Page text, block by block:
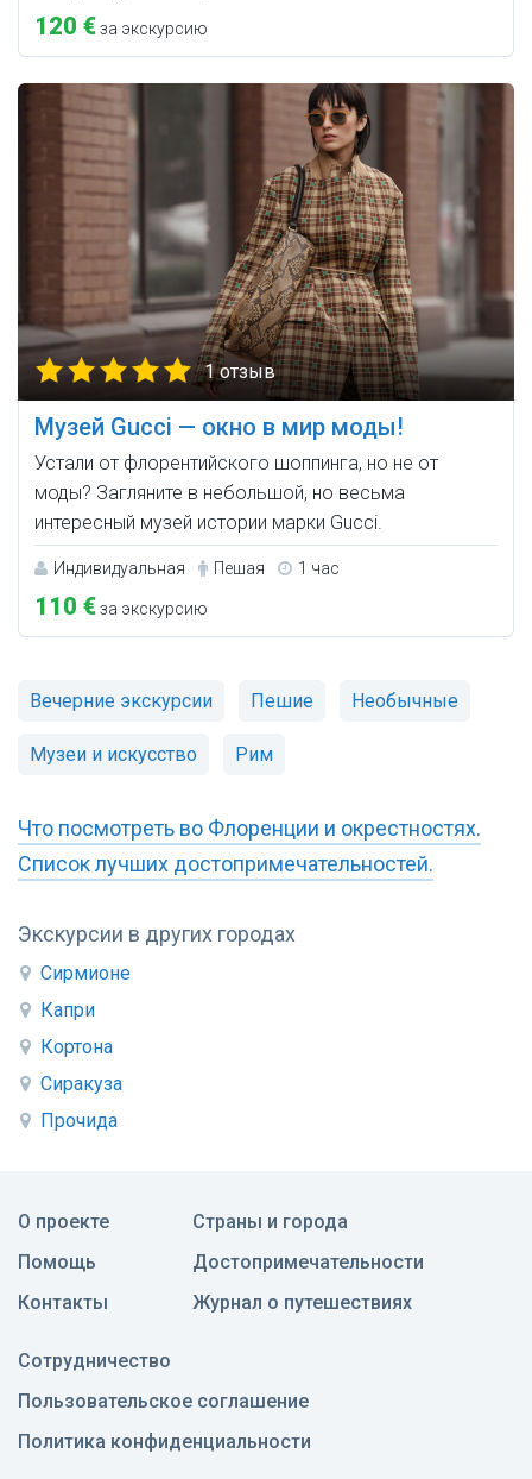
Экскурсии в других городах
Сирмионе
Капри
Кортона
Сиракуза
Прочида
120 €за экскурсию
1 отзыв
Музей Gucci — окно в мир моды!
Устали от флорентийского шоппинга, но не от
моды? Загляните в небольшой, но весьма
интересный музей истории марки Gucci.
Индивидуальная Пешая 1 час
110 €за экскурсию
Вечерние экскурсии Пешие Необычные
Музеи и искусство Рим
Что посмотреть во Флоренции и окрестностях.
Список лучших достопримечательностей.
О проекте
Помощь
Контакты
Страны и города
Достопримечательности
Журнал о путешествиях
Сотрудничество
Пользовательское соглашение
Политика конфиденциальности